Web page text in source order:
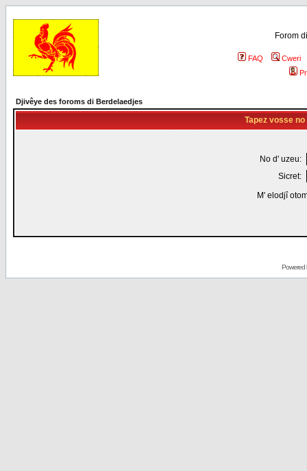
Forom
FAQ
Cweri
Djivêye des foroms di Berdelaedjes
Tapez vosse
No d' uzeu:
Sicret:
M' elodjî
Powered